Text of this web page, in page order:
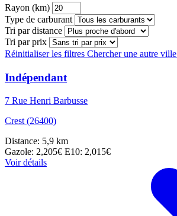
Rayon (km)
Type de carburant
Tri par distance
Tri par prix
Réinitialiser les filtres Chercher une autre ville
Indépendant
7 Rue Henri Barbusse
Crest (26400)
Distance: 5,9 km
Gazole: 2,205€ E10: 2,015€
Voir détails